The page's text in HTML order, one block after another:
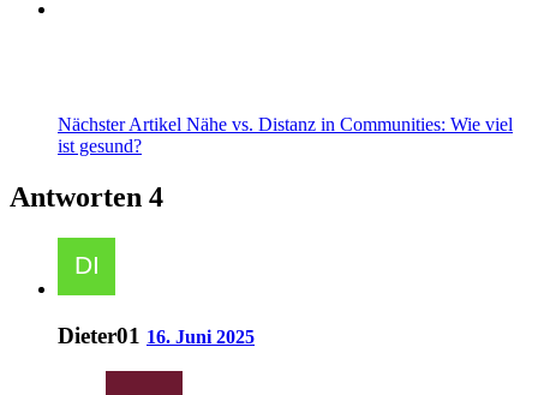
Nächster Artikel Nähe vs. Distanz in Communities: Wie viel
ist gesund?
Antworten 4
Dieter01 16. Juni 2025